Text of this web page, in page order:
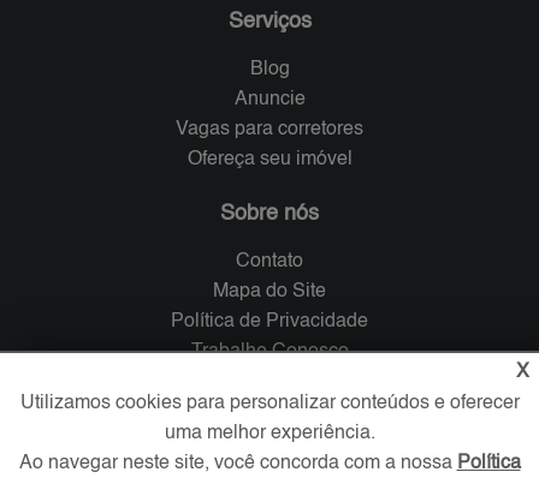
Serviços
Blog
Anuncie
Vagas para corretores
Ofereça seu imóvel
Sobre nós
Contato
Mapa do Site
Política de Privacidade
Trabalhe Conosco
Verificada por
X
Utilizamos cookies para personalizar conteúdos e oferecer
uma melhor experiência.
Ao navegar neste site, você concorda com a nossa Política